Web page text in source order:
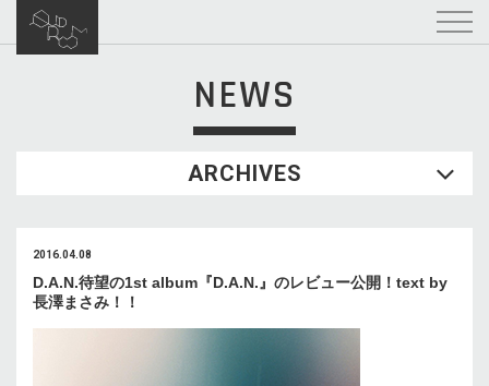
NEWS
ARCHIVES
2016.04.08
D.A.N.待望の1st album『D.A.N.』のレビュー公開！text by
長澤まさみ！！